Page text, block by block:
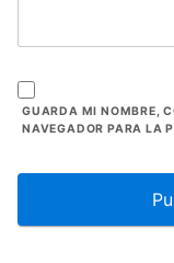
GUARDA MI NOMBRE,
NAVEGADOR PARA LA